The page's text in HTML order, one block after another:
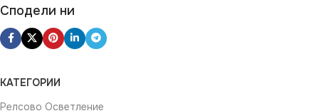
Сподели ни
КАТЕГОРИИ
Релсово Осветление